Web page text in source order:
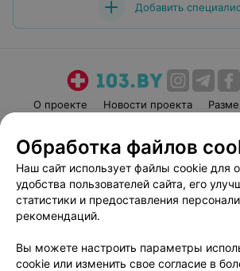
Добавить
О проекте Новости проекта
Пользовательское соглашение
Вакансии
Партнеры
Написать руководителю
Обработка персональных
Обработка файлов
Наш сайт использует файлы cookie для
удобства пользователей сайта, его
статистики и предоставления
рекомендаций.
Вы можете настроить параметры
cookie или изменить свое согласие в